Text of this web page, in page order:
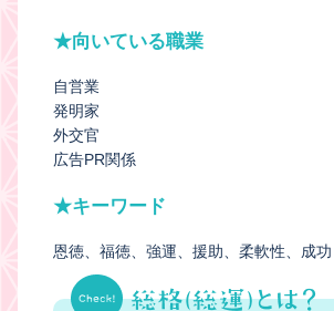
★向いている職業
自営業
発明家
外交官
広告PR関係
★キーワード
恩徳 福徳 強運 援助 柔軟性 成功